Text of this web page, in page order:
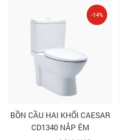
BỒN CẦU HAI KHỐI CAESAR
CD1340 NẮP ÊM
-14%